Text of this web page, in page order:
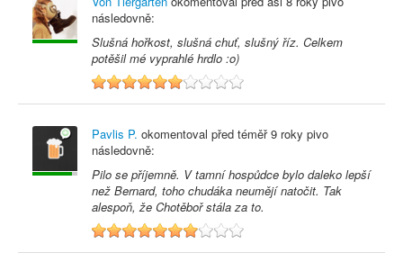
následovně:
Slušná hořkost, slušná chuť, slušný říz. Celkem
potěšil mé vyprahlé hrdlo :o)
6
Pavlis P. okomentoval před téměř 9 roky pivo
následovně:
Pilo se příjemně. V tamní hospůdce bylo daleko lepší
než Bernard, toho chudáka neumějí natočit. Tak
alespoň, že Chotěboř stála za to.
7